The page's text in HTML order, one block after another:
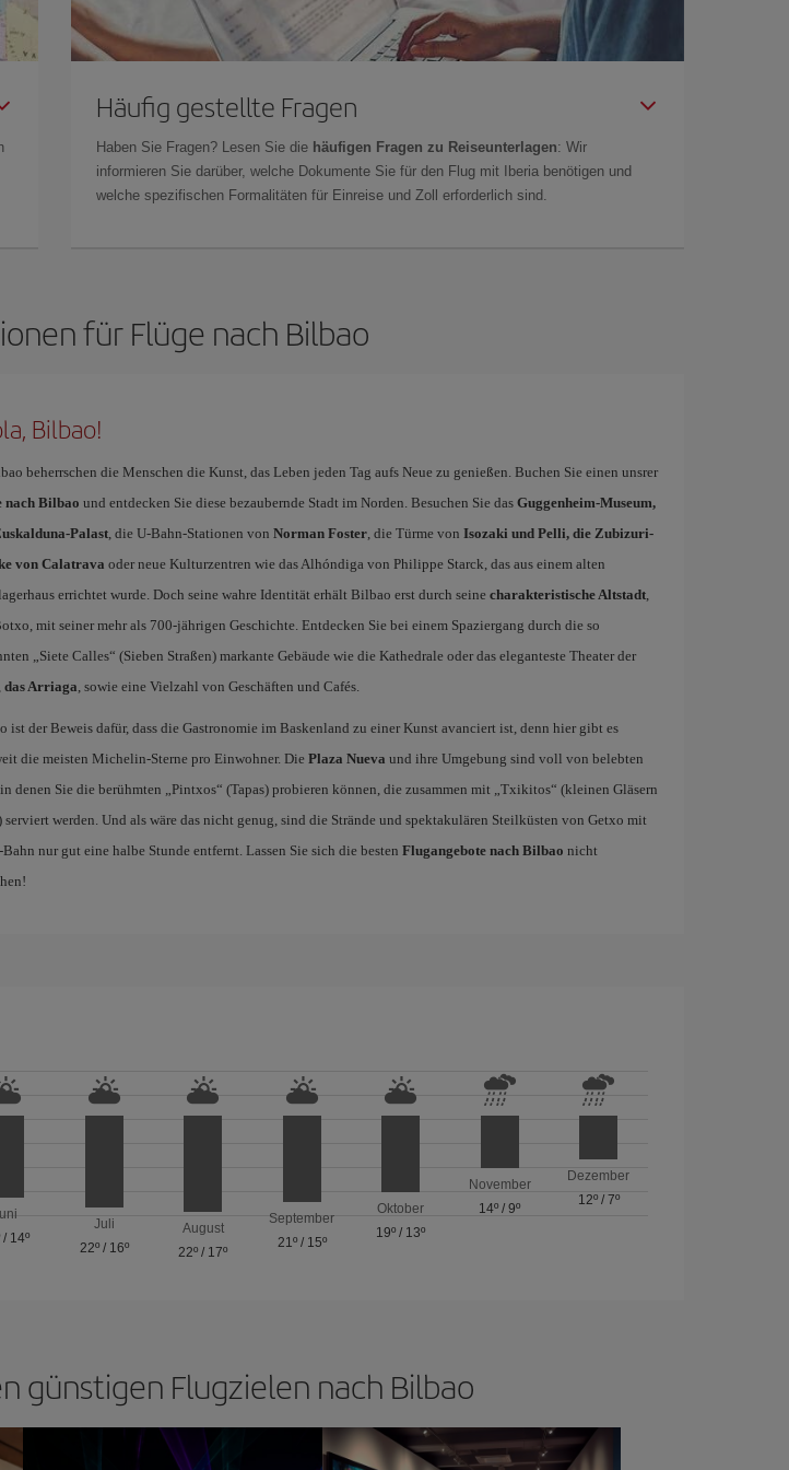
Häufig gestellte Fragen
Haben Sie Fragen? Lesen Sie die häufigen Fragen zu Reiseunterlagen: Wir
informieren Sie darüber, welche Dokumente Sie für den Flug mit Iberia benötigen und
welche spezifischen Formalitäten für Einreise und Zoll erforderlich sind.
für Flüge nach Bilbao
Bilbao!
beherrschen die Menschen die Kunst, das Leben jeden Tag aufs Neue zu genießen. Buchen Sie einen unsrer
nach Bilbao und entdecken Sie diese bezaubernde Stadt im Norden. Besuchen Sie das Guggenheim-Museum,
Palast, die U-Bahn-Stationen von Norman Foster, die Türme von Isozaki und Pelli, die Zubizuri-
von Calatrava oder neue Kulturzentren wie das Alhóndiga von Philippe Starck, das aus einem alten
errichtet wurde. Doch seine wahre Identität erhält Bilbao erst durch seine charakteristische Altstadt,
mit seiner mehr als 700-jährigen Geschichte. Entdecken Sie bei einem Spaziergang durch die so
„Siete Calles“ (Sieben Straßen) markante Gebäude wie die Kathedrale oder das eleganteste Theater der
das Arriaga, sowie eine Vielzahl von Geschäften und Cafés.
ist der Beweis dafür, dass die Gastronomie im Baskenland zu einer Kunst avanciert ist, denn hier gibt es
die meisten Michelin-Sterne pro Einwohner. Die Plaza Nueva und ihre Umgebung sind voll von belebten
denen Sie die berühmten „Pintxos“ (Tapas) probieren können, die zusammen mit „Txikitos“ (kleinen Gläsern
serviert werden. Und als wäre das nicht genug, sind die Strände und spektakulären Steilküsten von Getxo mit
Bahn nur gut eine halbe Stunde entfernt. Lassen Sie sich die besten Flugangebote nach Bilbao nicht
/ 14º
Juli
22º/ 16º
August
22º / 17º
September
21º/ 15º
Oktober
19º / 13º
November
14º /9º
Dezember
12º/ 7º
günstigen Flugzielen nach Bilbao